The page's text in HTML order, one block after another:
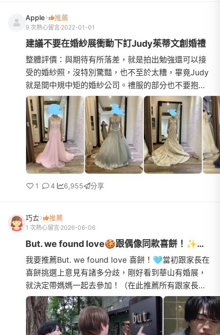
Apple 推薦
9 次熱心留言 2022-01-01
建議不要在婚紗展衝動下訂Judy茱蒂文創婚禮
整體評價：與期待有所落差，就是拍出勉強還可以接
受的婚紗照，沒特別驚豔，也不至於太糟，畢竟Judy
就是間中規中矩的婚紗公司。禮服的部分也不要抱有
太大期待，也許他們禮服很多(我猜的，因為都關在小
房間)，但較少那...
1 4 6,955 分享
巧ㄊ 推薦
1 次熱心留言 2026-06-06
But. we found love🍪跟偶像同款喜餅！✨🌈🫶🏽🎀
我要推薦But. we found love 喜餅！🩵當初跟家長在
喜餅挑選上意見有諸多分歧，剛好看到華山有婚展，
就決定帶媽媽一起去參加！（在此推薦所有跟家長意
見有衝突的新人們，比起帶另一半去挑選，帶家長去
真的可以挑到兩個...